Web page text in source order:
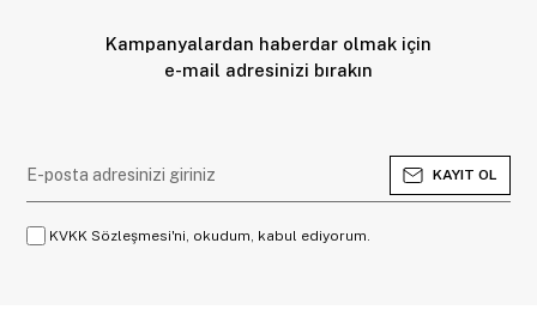
Kampanyalardan haberdar olmak için
e-mail adresinizi bırakın
KAYIT OL
KVKK Sözleşmesi'ni, okudum, kabul ediyorum.